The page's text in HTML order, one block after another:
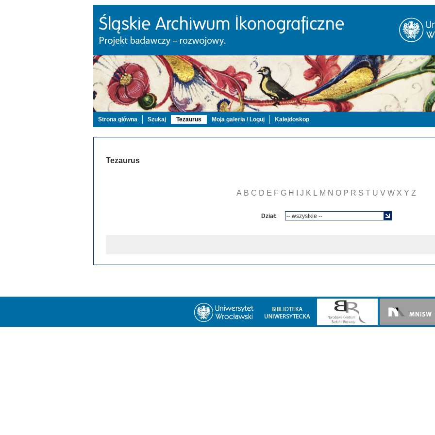
Strona główna Szukaj Tezaurus Moja galeria / Loguj Kalejdoskop
Tezaurus
A B C D E F G H J K L M N O P R S T U V W X Y Z
Dział: